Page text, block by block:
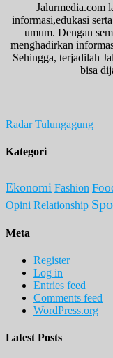
Jalurmedia.com
informasi,edukasi
umum. Dengan
menghadirkan
Sehingga, terjadilah
bisa
Radar Tulungagung
Kategori
Ekonomi Fashion
Opini Relationship
Meta
Register
Log in
Entries feed
Comments feed
WordPress.org
Latest Posts